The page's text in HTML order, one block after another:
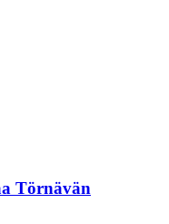
Törnävän